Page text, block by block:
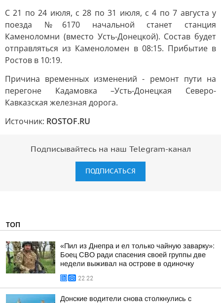
С 21 по 24 июля, с 28 по 31 июля, с 4 по 7 августа у
поезда №6170 начальной станет станция
Каменоломни (вместо Усть-Донецкой). Состав будет
отправляться из Каменоломен в 08:15. Прибытие в
Ростов в 10:19.
Причина временных изменений - ремонт пути на
перегоне Кадамовка –Усть-Донецкая Северо-
Кавказская железная дорога.
Источник: ROSTOF.RU
Подписывайтесь на наш Telegram-канал
ПОДПИСАТЬСЯ
ТОП
«Пил из Днепра и ел только чайную заварку»:
Боец СВО ради спасения своей группы две
недели выживал на острове в одиночку
22:22
Донские водители снова столкнулись с